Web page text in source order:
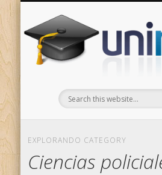
EXPLORANDO CATEGORY
Ciencias